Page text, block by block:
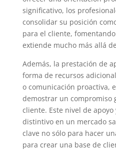
significativo, los
consolidar su posición
para el cliente,
extiende mucho más allá
Además, la prestación de
forma de recursos
o comunicación proactiva,
demostrar un compromiso
cliente. Este nivel de
distintivo en un mercado
clave no sólo para hacer
para crear una base de